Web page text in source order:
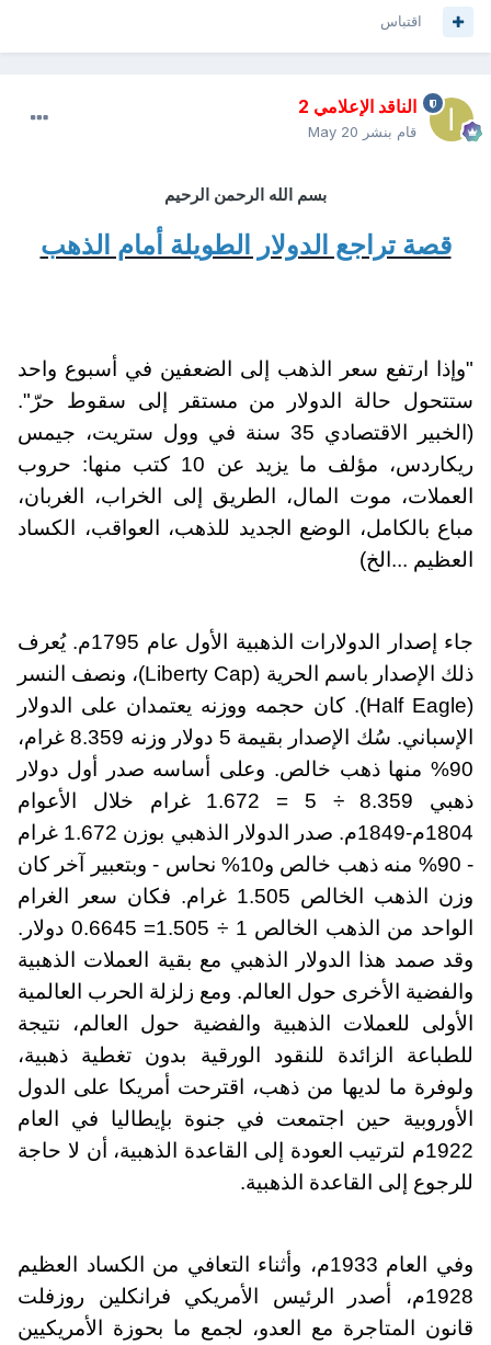
اقتباس
الناقد الإعلامي 2
قام بنشر May 20
بسم الله الرحمن الرحيم
قصة تراجع الدولار الطويلة أمام الذهب
"وإذا ارتفع سعر الذهب إلى الضعفين في أسبوع واحد
ستتحول حالة الدولار من مستقر إلى سقوط حرّ".
(الخبير الاقتصادي 35 سنة في وول ستريت، جيمس
ريكاردس، مؤلف ما يزيد عن 10 كتب منها: حروب
العملات، موت المال، الطريق إلى الخراب، الغربان،
مباع بالكامل، الوضع الجديد للذهب، العواقب، الكساد
العظيم ...الخ)
جاء إصدار الدولارات الذهبية الأول عام 1795م. يُعرف
ذلك الإصدار باسم الحرية (Liberty Cap)، ونصف النسر
(Half Eagle). كان حجمه ووزنه يعتمدان على الدولار
الإسباني. سُك الإصدار بقيمة 5 دولار وزنه 8.359 غرام،
90% منها ذهب خالص. وعلى أساسه صدر أول دولار
ذهبي 8.359 ÷ 5 = 1.672 غرام خلال الأعوام
1804م-1849م. صدر الدولار الذهبي بوزن 1.672 غرام
- 90% منه ذهب خالص و10% نحاس - وبتعبير آخر كان
وزن الذهب الخالص 1.505 غرام. فكان سعر الغرام
الواحد من الذهب الخالص 1 ÷ 1.505= 0.6645 دولار.
وقد صمد هذا الدولار الذهبي مع بقية العملات الذهبية
والفضية الأخرى حول العالم. ومع زلزلة الحرب العالمية
الأولى للعملات الذهبية والفضية حول العالم، نتيجة
للطباعة الزائدة للنقود الورقية بدون تغطية ذهبية،
ولوفرة ما لديها من ذهب، اقترحت أمريكا على الدول
الأوروبية حين اجتمعت في جنوة بإيطاليا في العام
1922م لترتيب العودة إلى القاعدة الذهبية، أن لا حاجة
للرجوع إلى القاعدة الذهبية.
وفي العام 1933م، وأثناء التعافي من الكساد العظيم
1928م، أصدر الرئيس الأمريكي فرانكلين روزفلت
قانون المتاجرة مع العدو، لجمع ما بحوزة الأمريكيين